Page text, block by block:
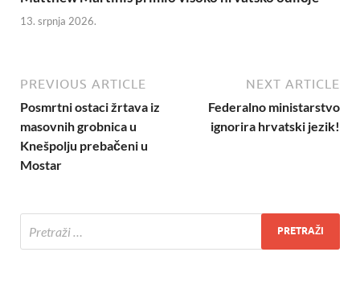
13. srpnja 2026.
PREVIOUS ARTICLE
Posmrtni ostaci žrtava iz
masovnih grobnica u
Knešpolju prebačeni u
Mostar
NEXT ARTICLE
Federalno ministarstvo
ignorira hrvatski jezik!